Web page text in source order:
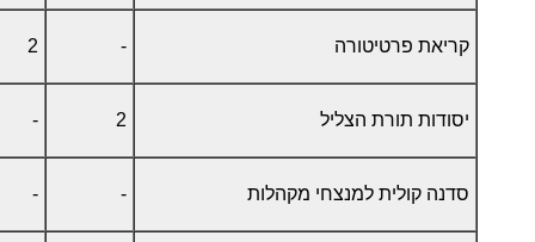
קריאת פרטיטורה -
2
יסודות תורת הצליל 2
-
סדנה קולית למנצחי מקהלות -
-